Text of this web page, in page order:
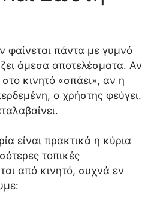
φαίνεται πάντα με γυμνό
άμεσα αποτελέσματα. Αν
κινητό «σπάει», αν η
ο χρήστης φεύγει.
είναι πρακτικά η κύρια
τοπικές
από κινητό, συχνά εν